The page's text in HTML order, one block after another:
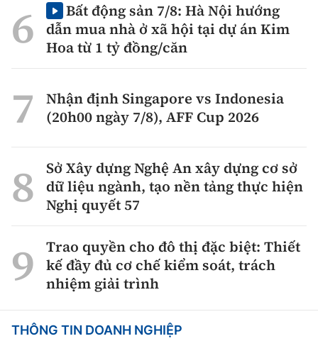
Bất động sản 7/8: Hà Nội hướng
dẫn mua nhà ở xã hội tại dự án Kim
Hoa từ 1 tỷ đồng/căn
Nhận định Singapore vs Indonesia
(20h00 ngày 7/8), AFF Cup 2026
Sở Xây dựng Nghệ An xây dựng cơ sở
dữ liệu ngành, tạo nền tảng thực hiện
Nghị quyết 57
Trao quyền cho đô thị đặc biệt: Thiết
kế đầy đủ cơ chế kiểm soát, trách
nhiệm giải trình
THÔNG TIN DOANH NGHIỆP